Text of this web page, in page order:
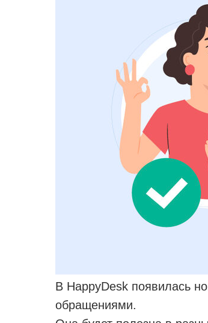
В HappyDesk появилась
обращениями.